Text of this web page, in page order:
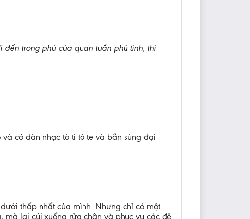
trong phủ của quan tuần phủ tỉnh, thì
có dàn nhạc tò ti tò te và bắn súng đại
thấp nhất của mình. Nhưng chỉ có một
mà lại cúi xuống rửa chân và phục vụ các đệ